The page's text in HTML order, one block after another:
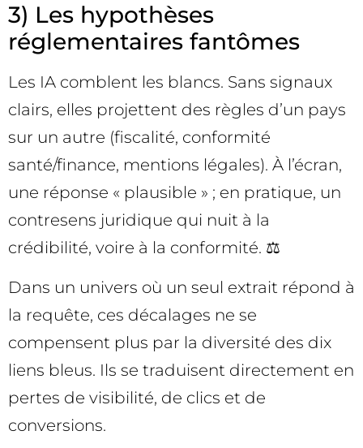
3) Les hypothèses
réglementaires fantômes
Les IA comblent les blancs. Sans signaux
clairs, elles projettent des règles d’un pays
sur un autre (fiscalité, conformité
santé/finance, mentions légales). À l’écran,
une réponse « plausible » ; en pratique, un
contresens juridique qui nuit à la
crédibilité, voire à la conformité. ⚖️
Dans un univers où un seul extrait répond à
la requête, ces décalages ne se
compensent plus par la diversité des dix
liens bleus. Ils se traduisent directement en
pertes de visibilité, de clics et de
conversions.